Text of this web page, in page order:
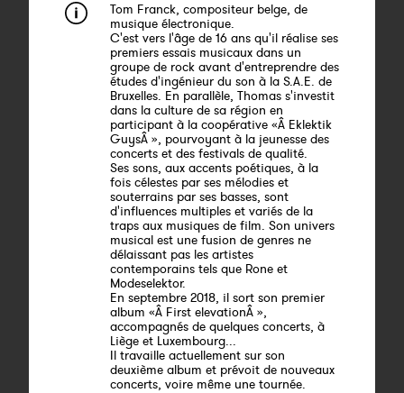
Tom Franck, compositeur belge, de
musique électronique.
C'est vers l'âge de 16 ans qu'il réalise ses
premiers essais musicaux dans un
groupe de rock avant d'entreprendre des
études d'ingénieur du son à la S.A.E. de
Bruxelles. En parallèle, Thomas s'investit
dans la culture de sa région en
participant à la coopérative «Â Eklektik
GuysÂ », pourvoyant à la jeunesse des
concerts et des festivals de qualité.
Ses sons, aux accents poétiques, à la
fois célestes par ses mélodies et
souterrains par ses basses, sont
d'influences multiples et variés de la
traps aux musiques de film. Son univers
musical est une fusion de genres ne
délaissant pas les artistes
contemporains tels que Rone et
Modeselektor.
En septembre 2018, il sort son premier
album «Â First elevationÂ »,
accompagnés de quelques concerts, à
Liège et Luxembourg...
Il travaille actuellement sur son
deuxième album et prévoit de nouveaux
concerts, voire même une tournée.